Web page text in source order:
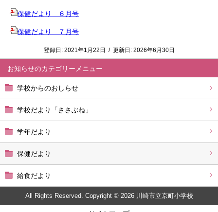
お知らせ
学校からのおしらせ
学校だより「ささぶね」
学年だより
保健だより
給食だより
保健だより ６月号
保健だより ７月号
登録日: 2021年1月22日 / 更新日: 2026年6月30日
All Rights Reserved. Copyright © 2026 川崎市立京町小学校